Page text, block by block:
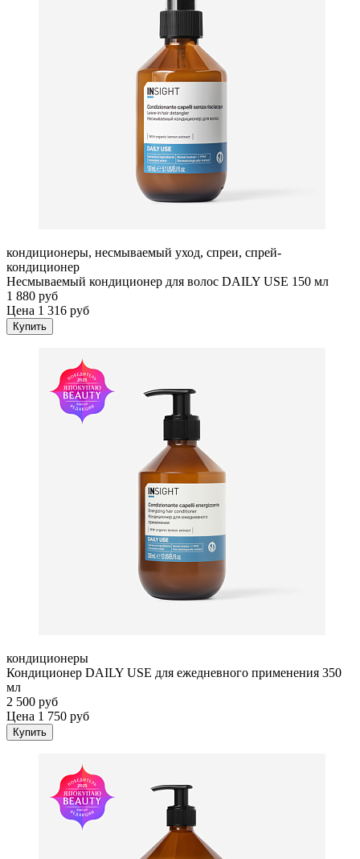
кондиционеры, несмываемый уход, спреи, спрей-
кондиционер
Несмываемый кондиционер для волос DAILY USE 150 мл
1 880 руб
Цена 1 316 руб
Купить
кондиционеры
Кондиционер DAILY USE для ежедневного применения 350
мл
2 500 руб
Цена 1 750 руб
Купить